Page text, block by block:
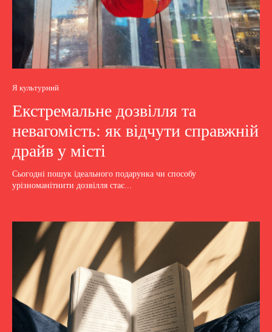
Я культурний
Екстремальне дозвілля та
невагомість: як відчути справжній
драйв у місті
Сьогодні пошук ідеального подарунка чи способу
урізноманітнити дозвілля стає...